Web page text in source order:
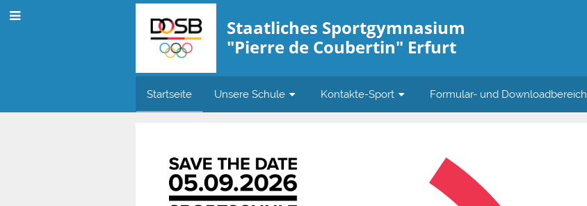
Staatliches Sportgymnasium
"Pierre de Coubertin" Erfurt
Startseite Unsere Schule Kontakte-Sport Formular- und Downloadbereich